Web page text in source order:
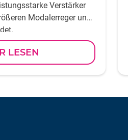
Verstärker
Modalerreger und
LESEN